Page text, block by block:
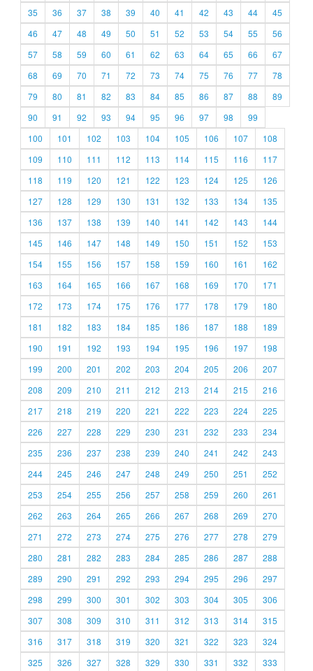
35
36 37 38 39 40 41 42 43 44
45
46
47 48 49 50 51 52 53 54 55
56
57
58 59 60 61 62 63 64 65 66
67
68
69 70 71 72 73 74 75 76 77
78
79
80 81 82 83 84 85 86 87 88
89
90
91 92 93 94 95 96 97 98
99
100
101 102 103 104 105 106 107
108
109
110 111 112 113 114 115 116
117
118
119 120 121 122 123 124 125
126
127
128 129 130 131 132 133 134
135
136
137 138 139 140 141 142 143
144
145
146 147 148 149 150 151 152
153
154
155 156 157 158 159 160 161
162
163
164 165 166 167 168 169 170
171
172
173 174 175 176 177 178 179
180
181
182 183 184 185 186 187 188
189
190
191 192 193 194 195 196 197
198
199
200 201 202 203 204 205 206
207
208
209 210 211 212 213 214 215
216
217
218 219 220 221 222 223 224
225
226
227 228 229 230 231 232 233
234
235
236 237 238 239 240 241 242
243
244
245 246 247 248 249 250 251
252
253
254 255 256 257 258 259 260
261
262
263 264 265 266 267 268 269
270
271
272 273 274 275 276 277 278
279
280
281 282 283 284 285 286 287
288
289
290 291 292 293 294 295 296
297
298
299 300 301 302 303 304 305
306
307
308 309 310 311 312 313 314
315
316
317 318 319 320 321 322 323
324
325
326 327 328 329 330 331 332 333